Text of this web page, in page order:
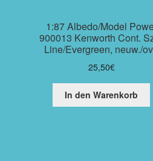
1:87 Albedo/Model
900013 Kenworth Cont.
Line/Evergreen, neuw./
25,50€
In den Warenkorb